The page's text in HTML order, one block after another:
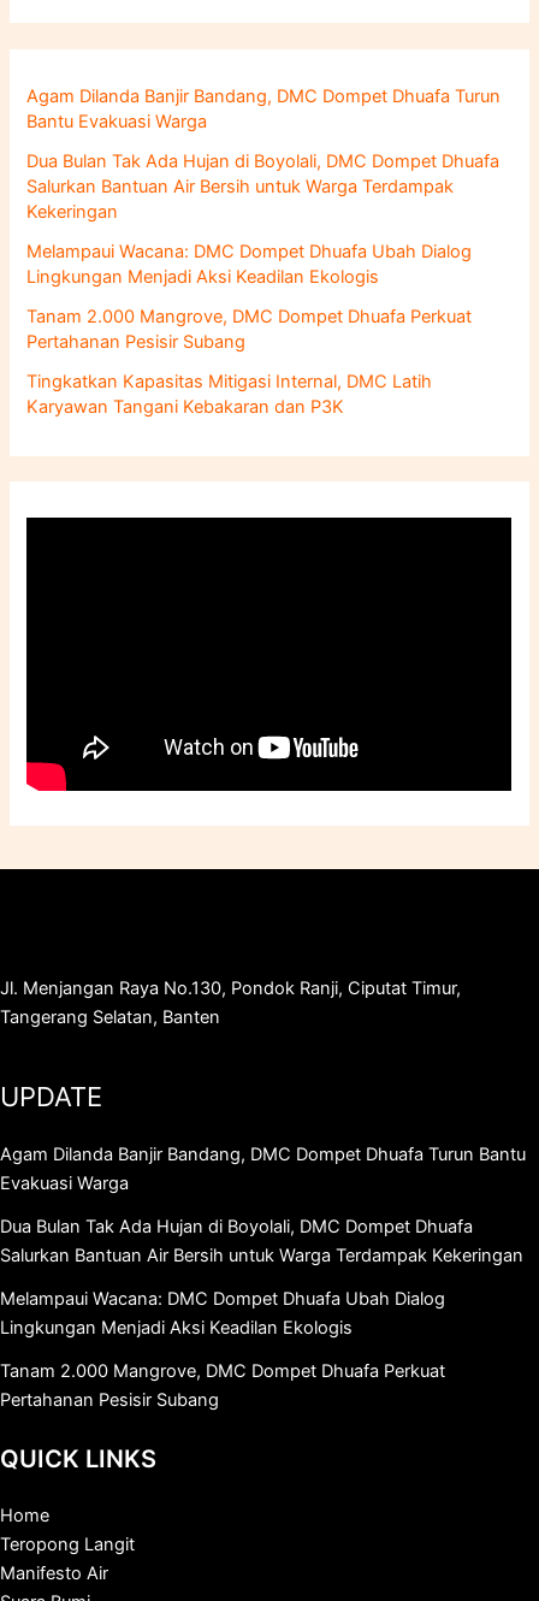
t
u
k
:
Agam Dilanda Banjir Bandang, DMC Dompet Dhuafa Turun
Bantu Evakuasi Warga
Dua Bulan Tak Ada Hujan di Boyolali, DMC Dompet Dhuafa
Salurkan Bantuan Air Bersih untuk Warga Terdampak
Kekeringan
Melampaui Wacana: DMC Dompet Dhuafa Ubah Dialog
Lingkungan Menjadi Aksi Keadilan Ekologis
Tanam 2.000 Mangrove, DMC Dompet Dhuafa Perkuat
Pertahanan Pesisir Subang
Tingkatkan Kapasitas Mitigasi Internal, DMC Latih
Karyawan Tangani Kebakaran dan P3K
Jl. Menjangan Raya No.130, Pondok Ranji, Ciputat Timur,
Tangerang Selatan, Banten
UPDATE
Agam Dilanda Banjir Bandang, DMC Dompet Dhuafa Turun Bantu
Evakuasi Warga
Dua Bulan Tak Ada Hujan di Boyolali, DMC Dompet Dhuafa
Salurkan Bantuan Air Bersih untuk Warga Terdampak Kekeringan
Melampaui Wacana: DMC Dompet Dhuafa Ubah Dialog
Lingkungan Menjadi Aksi Keadilan Ekologis
Tanam 2.000 Mangrove, DMC Dompet Dhuafa Perkuat
Pertahanan Pesisir Subang
QUICK LINKS
Home
Teropong Langit
Manifesto Air